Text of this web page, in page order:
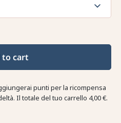
to cart
punti per la ricompensa
Il totale del tuo carrello 4,00 €.